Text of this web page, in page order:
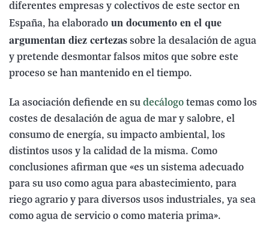
diferentes empresas y colectivos de este sector en
España, ha elaborado un documento en el que
argumentan diez certezas sobre la desalación de agua
y pretende desmontar falsos mitos que sobre este
proceso se han mantenido en el tiempo.
La asociación defiende en su decálogo temas como los
costes de desalación de agua de mar y salobre, el
consumo de energía, su impacto ambiental, los
distintos usos y la calidad de la misma. Como
conclusiones afirman que «es un sistema adecuado
para su uso como agua para abastecimiento, para
riego agrario y para diversos usos industriales, ya sea
como agua de servicio o como materia prima».